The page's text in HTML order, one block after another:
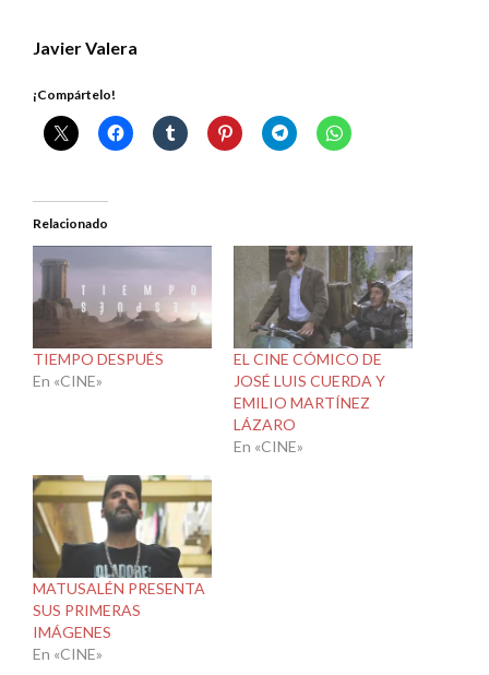
Javier Valera
¡Compártelo!
Relacionado
TIEMPO DESPUÉS
En «CINE»
EL CINE CÓMICO DE
JOSÉ LUIS CUERDA Y
EMILIO MARTÍNEZ
LÁZARO
En «CINE»
MATUSALÉN PRESENTA
SUS PRIMERAS
IMÁGENES
En «CINE»